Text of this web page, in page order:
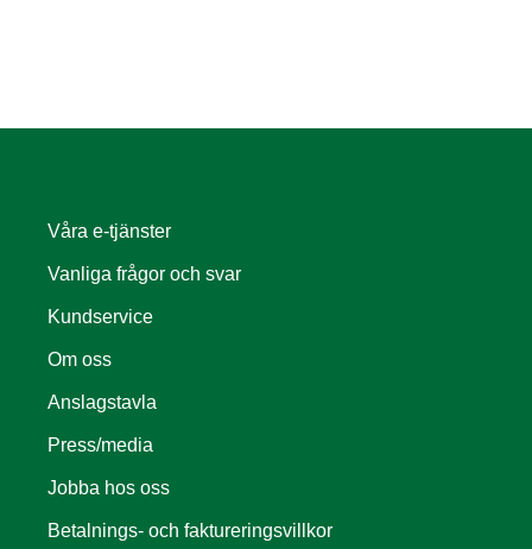
Våra e-tjänster
Vanliga frågor och svar
Kundservice
Om oss
Anslagstavla
Press/media
Jobba hos oss
Betalnings- och faktureringsvillkor